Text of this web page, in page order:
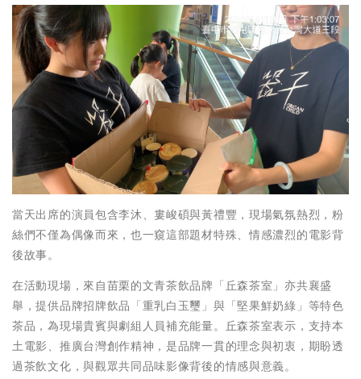
當天出席的演員包含李沐、婁峻碩與黃禮豐，現場氣氛熱烈，粉
絲們不僅為偶像而來，也一窺這部題材特殊、情感濃烈的電影背
後故事。
在活動現場，來自苗栗的文青茶飲品牌「丘森茶室」亦共襄盛
舉，提供品牌招牌飲品「重乳白玉璽」與「堅果鮮奶綠」等特色
茶品，為現場貴賓與劇組人員補充能量。丘森茶室表示，支持本
土電影、推廣台灣創作精神，是品牌一貫的理念與初衷，期盼透
過茶飲文化，與觀眾共同品味影像背後的情感與意義。